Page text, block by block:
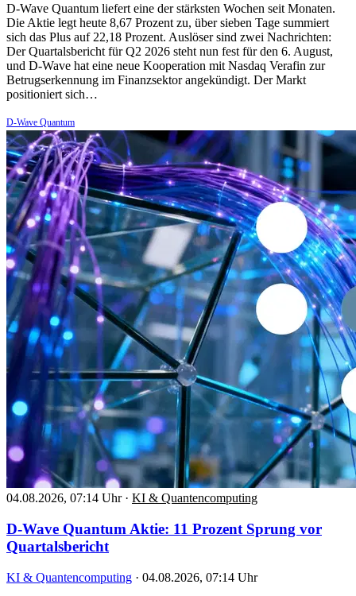
D-Wave Quantum liefert eine der stärksten Wochen seit Monaten.
Die Aktie legt heute 8,67 Prozent zu, über sieben Tage summiert
sich das Plus auf 22,18 Prozent. Auslöser sind zwei Nachrichten:
Der Quartalsbericht für Q2 2026 steht nun fest für den 6. August,
und D-Wave hat eine neue Kooperation mit Nasdaq Verafin zur
Betrugserkennung im Finanzsektor angekündigt. Der Markt
positioniert sich…
D-Wave Quantum
04.08.2026, 07:14 Uhr · KI & Quantencomputing
D-Wave Quantum Aktie: 11 Prozent Sprung vor
Quartalsbericht
KI & Quantencomputing · 04.08.2026, 07:14 Uhr